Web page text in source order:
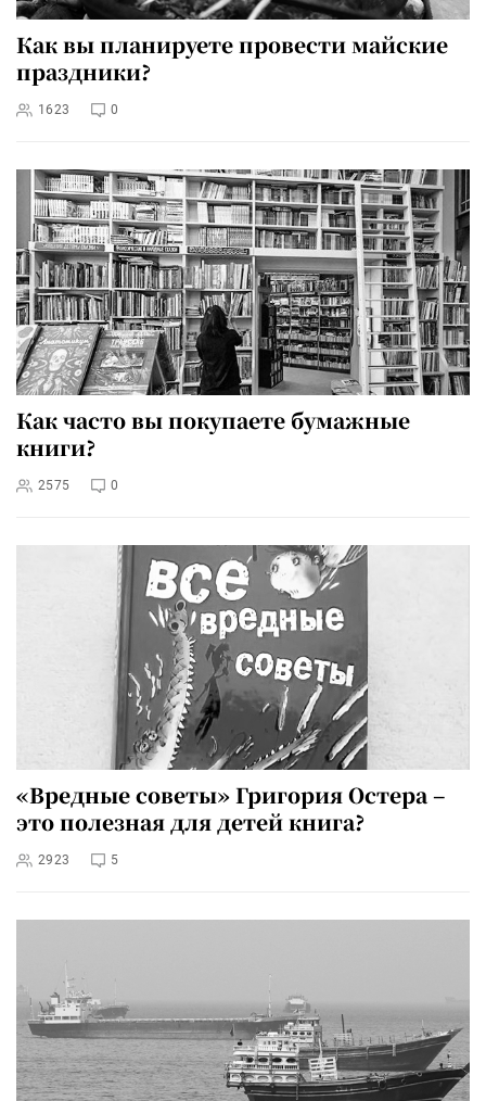
Как вы планируете провести майские
праздники?
1623 0
Как часто вы покупаете бумажные
книги?
2575 0
«Вредные советы» Григория Остера –
это полезная для детей книга?
2923 5